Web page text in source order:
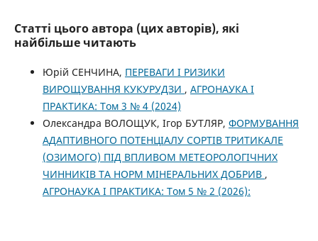
Статті цього автора (цих авторів), які
найбільше читають
Юрій СЕНЧИНА, ПЕРЕВАГИ І РИЗИКИ
ВИРОЩУВАННЯ КУКУРУДЗИ , АГРОНАУКА І
ПРАКТИКА: Том 3 № 4 (2024)
Олександра ВОЛОЩУК, Ігор БУТЛЯР, ФОРМУВАННЯ
АДАПТИВНОГО ПОТЕНЦІАЛУ СОРТІВ ТРИТИКАЛЕ
(ОЗИМОГО) ПІД ВПЛИВОМ МЕТЕОРОЛОГІЧНИХ
ЧИННИКІВ ТА НОРМ МІНЕРАЛЬНИХ ДОБРИВ ,
АГРОНАУКА І ПРАКТИКА: Том 5 № 2 (2026):